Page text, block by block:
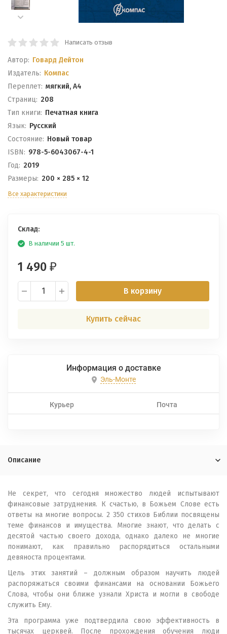
Написать отзыв
Автор: Говард Дейтон
Издатель: Компас
Переплет: мягкий, А4
Cтраниц: 208
Тип книги: Печатная книга
Язык: Русский
Состояние: Новый товар
ISBN: 978-5-6043067-4-1
Год: 2019
Размеры: 200 × 285 × 12
Все характеристики
Склад:
В наличии 5 шт.
1 490 ₽
В корзину
Купить сейчас
Информация о доставке
Эль-Монте
Курьер Почта
Описание
Не сeкрет, что cегодня множество людей испытывают
финансовые затруднения. К счастью, в Божьем Слове есть
ответы на многие вопросы. 2 350 стихов Библии посвящены
теме финансов и имущества. Многие знают, что делать с
десятой частью своего дохода, однако далеко не многие
понимают, как правильно распорядиться остальными
девяноста процентами.
Цель этих занятий – должным образом научить людей
распоряжаться своими финансами на основании Божьего
Слова, чтобы они ближе узнали Христа и могли в свободе
служить Ему.
Эта программа уже подтвердила свою эффективность в
тысячах церквей. После прохождения обучения люди